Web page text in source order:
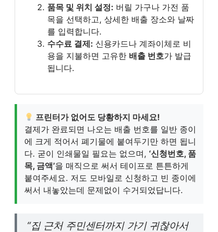
품목 및 위치 설정: 버릴 가구나 가전 품
목을 선택하고, 상세한 배출 장소와 날짜
를 입력합니다.
수수료 결제: 신용카드나 계좌이체로 비
용을 지불하면 고유한 배출 번호가 발급
됩니다.
프린터가 없어도 당황하지 마세요!
결제가 완료되면 나오는 배출 번호를 일반 종이
에 크게 적어서 폐기물에 붙여두기만 하면 됩니
다. 굳이 인쇄물일 필요는 없으며, ‘신청번호, 품
목, 금액’을 매직으로 써서 테이프로 튼튼하게
붙여주세요. 저도 모바일로 신청하고 빈 종이에
써서 내놓았는데 문제없이 수거되었답니다.
“집 근처 주민센터까지 가기 귀찮아서